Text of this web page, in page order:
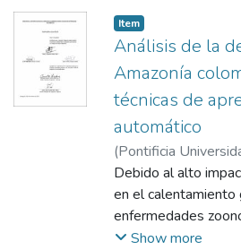
Item
Análisis de la
Amazonía
técnicas de
automático
(Pontificia
León Acosta, Paola
Guillermo Andrés
Debido al alto
en el
enfermedades
extinción de la
Show more